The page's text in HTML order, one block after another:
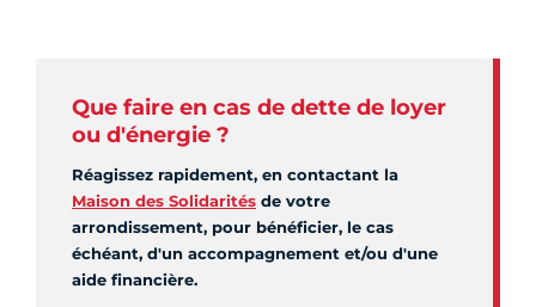
Que faire en cas de dette de loyer
ou d'énergie ?
Réagissez rapidement, en contactant la
Maison des Solidarités de votre
arrondissement, pour bénéficier, le cas
échéant, d'un accompagnement et/ou d'une
aide financière.